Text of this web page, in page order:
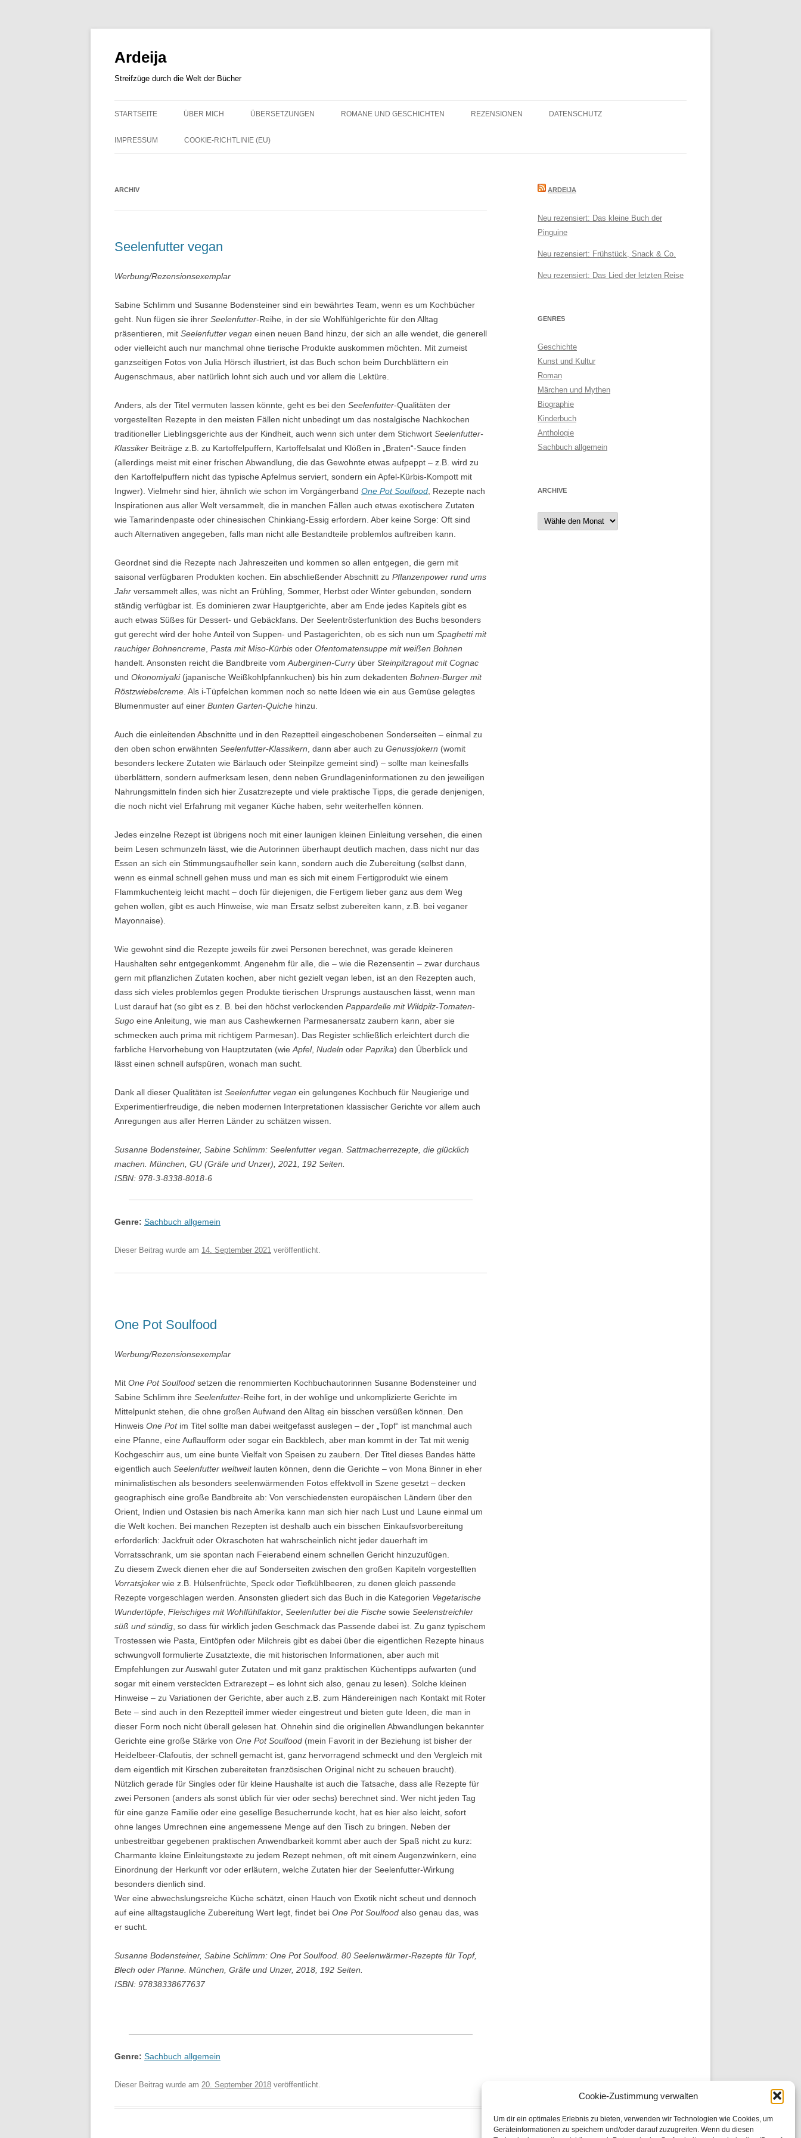
Cookie-Zustimmung verwalten
Um dir ein optimales Erlebnis zu bieten, verwenden wir Technologien wie Cookies, um
Geräteinformationen zu speichern und/oder darauf zuzugreifen. Wenn du diesen
Ardeija
Streifzüge durch die Welt der Bücher
STARTSEITE ÜBER MICH ÜBERSETZUNGEN ROMANE UND GESCHICHTEN REZENSIONEN DATENSCHUTZ
IMPRESSUM COOKIE-RICHTLINIE (EU)
ARCHIV
Seelenfutter vegan
Werbung/Rezensionsexemplar
Sabine Schlimm und Susanne Bodensteiner sind ein bewährtes Team, wenn es um Kochbücher
geht. Nun fügen sie ihrer Seelenfutter-Reihe, in der sie Wohlfühlgerichte für den Alltag
präsentieren, mit Seelenfutter vegan einen neuen Band hinzu, der sich an alle wendet, die generell
oder vielleicht auch nur manchmal ohne tierische Produkte auskommen möchten. Mit zumeist
ganzseitigen Fotos von Julia Hörsch illustriert, ist das Buch schon beim Durchblättern ein
Augenschmaus, aber natürlich lohnt sich auch und vor allem die Lektüre.
Anders, als der Titel vermuten lassen könnte, geht es bei den Seelenfutter-Qualitäten der
vorgestellten Rezepte in den meisten Fällen nicht unbedingt um das nostalgische Nachkochen
traditioneller Lieblingsgerichte aus der Kindheit, auch wenn sich unter dem Stichwort Seelenfutter-
Klassiker Beiträge z.B. zu Kartoffelpuffern, Kartoffelsalat und Klößen in „Braten“-Sauce finden
(allerdings meist mit einer frischen Abwandlung, die das Gewohnte etwas aufpeppt – z.B. wird zu
den Kartoffelpuffern nicht das typische Apfelmus serviert, sondern ein Apfel-Kürbis-Kompott mit
Ingwer). Vielmehr sind hier, ähnlich wie schon im Vorgängerband One Pot Soulfood , Rezepte nach
Inspirationen aus aller Welt versammelt, die in manchen Fällen auch etwas exotischere Zutaten
wie Tamarindenpaste oder chinesischen Chinkiang-Essig erfordern. Aber keine Sorge: Oft sind
auch Alternativen angegeben, falls man nicht alle Bestandteile problemlos auftreiben kann.
Geordnet sind die Rezepte nach Jahreszeiten und kommen so allen entgegen, die gern mit
saisonal verfügbaren Produkten kochen. Ein abschließender Abschnitt zu Pflanzenpower rund ums
Jahr versammelt alles, was nicht an Frühling, Sommer, Herbst oder Winter gebunden, sondern
ständig verfügbar ist. Es dominieren zwar Hauptgerichte, aber am Ende jedes Kapitels gibt es
auch etwas Süßes für Dessert- und Gebäckfans. Der Seelentrösterfunktion des Buchs besonders
gut gerecht wird der hohe Anteil von Suppen- und Pastagerichten, ob es sich nun um Spaghetti mit
rauchiger Bohnencreme Pasta mit Miso-Kürbis oder Ofentomatensuppe mit weißen Bohnen
handelt. Ansonsten reicht die Bandbreite vom Auberginen-Curryüber Steinpilzragout mit Cognac
und Okonomiyaki(japanische Weißkohlpfannkuchen) bis hin zum dekadenten Bohnen-Burger mit
Röstzwiebelcreme . Als i-Tüpfelchen kommen noch so nette Ideen wie ein aus Gemüse gelegtes
Blumenmuster auf einer Bunten Garten-Quiche hinzu.
Auch die einleitenden Abschnitte und in den Rezeptteil eingeschobenen Sonderseiten – einmal zu
den oben schon erwähnten Seelenfutter-Klassikern , dann aber auch zu Genussjokern (womit
besonders leckere Zutaten wie Bärlauch oder Steinpilze gemeint sind) – sollte man keinesfalls
überblättern, sondern aufmerksam lesen, denn neben Grundlageninformationen zu den jeweiligen
Nahrungsmitteln finden sich hier Zusatzrezepte und viele praktische Tipps, die gerade denjenigen,
die noch nicht viel Erfahrung mit veganer Küche haben, sehr weiterhelfen können.
Jedes einzelne Rezept ist übrigens noch mit einer launigen kleinen Einleitung versehen, die einen
beim Lesen schmunzeln lässt, wie die Autorinnen überhaupt deutlich machen, dass nicht nur das
Essen an sich ein Stimmungsaufheller sein kann, sondern auch die Zubereitung (selbst dann,
wenn es einmal schnell gehen muss und man es sich mit einem Fertigprodukt wie einem
Flammkuchenteig leicht macht – doch für diejenigen, die Fertigem lieber ganz aus dem Weg
gehen wollen, gibt es auch Hinweise, wie man Ersatz selbst zubereiten kann, z.B. bei veganer
Mayonnaise).
Wie gewohnt sind die Rezepte jeweils für zwei Personen berechnet, was gerade kleineren
Haushalten sehr entgegenkommt. Angenehm für alle, die – wie die Rezensentin – zwar durchaus
gern mit pflanzlichen Zutaten kochen, aber nicht gezielt vegan leben, ist an den Rezepten auch,
dass sich vieles problemlos gegen Produkte tierischen Ursprungs austauschen lässt, wenn man
Lust darauf hat (so gibt es z. B. bei den höchst verlockenden Pappardelle mit Wildpilz-Tomaten-
Sugo eine Anleitung, wie man aus Cashewkernen Parmesanersatz zaubern kann, aber sie
schmecken auch prima mit richtigem Parmesan). Das Register schließlich erleichtert durch die
farbliche Hervorhebung von Hauptzutaten (wie Apfel, Nudeln oder Paprika) den Überblick und
lässt einen schnell aufspüren, wonach man sucht.
Dank all dieser Qualitäten ist Seelenfutter vegan ein gelungenes Kochbuch für Neugierige und
Experimentierfreudige, die neben modernen Interpretationen klassischer Gerichte vor allem auch
Anregungen aus aller Herren Länder zu schätzen wissen.
Susanne Bodensteiner, Sabine Schlimm: Seelenfutter vegan. Sattmacherrezepte, die glücklich
machen. München, GU (Gräfe und Unzer), 2021, 192 Seiten.
ISBN: 978-3-8338-8018-6
Genre: Sachbuch allgemein
Dieser Beitrag wurde am 14. September 2021 veröffentlicht.
One Pot Soulfood
Werbung/Rezensionsexemplar
Mit One Pot Soulfood setzen die renommierten Kochbuchautorinnen Susanne Bodensteiner und
Sabine Schlimm ihre Seelenfutter-Reihe fort, in der wohlige und unkomplizierte Gerichte im
Mittelpunkt stehen, die ohne großen Aufwand den Alltag ein bisschen versüßen können. Den
Hinweis One Potim Titel sollte man dabei weitgefasst auslegen – der „Topf“ ist manchmal auch
eine Pfanne, eine Auflaufform oder sogar ein Backblech, aber man kommt in der Tat mit wenig
Kochgeschirr aus, um eine bunte Vielfalt von Speisen zu zaubern. Der Titel dieses Bandes hätte
eigentlich auch Seelenfutter weltweitlauten können, denn die Gerichte – von Mona Binner in eher
minimalistischen als besonders seelenwärmenden Fotos effektvoll in Szene gesetzt – decken
geographisch eine große Bandbreite ab: Von verschiedensten europäischen Ländern über den
Orient, Indien und Ostasien bis nach Amerika kann man sich hier nach Lust und Laune einmal um
die Welt kochen. Bei manchen Rezepten ist deshalb auch ein bisschen Einkaufsvorbereitung
erforderlich: Jackfruit oder Okraschoten hat wahrscheinlich nicht jeder dauerhaft im
Vorratsschrank, um sie spontan nach Feierabend einem schnellen Gericht hinzuzufügen.
Zu diesem Zweck dienen eher die auf Sonderseiten zwischen den großen Kapiteln vorgestellten
Vorratsjoker wie z.B. Hülsenfrüchte, Speck oder Tiefkühlbeeren, zu denen gleich passende
Rezepte vorgeschlagen werden. Ansonsten gliedert sich das Buch in die Kategorien Vegetarische
Wundertöpfe Fleischiges mit Wohlfühlfaktor Seelenfutter bei die Fische sowie Seelenstreichler
süß und sündig , so dass für wirklich jeden Geschmack das Passende dabei ist. Zu ganz typischem
Trostessen wie Pasta, Eintöpfen oder Milchreis gibt es dabei über die eigentlichen Rezepte hinaus
schwungvoll formulierte Zusatztexte, die mit historischen Informationen, aber auch mit
Empfehlungen zur Auswahl guter Zutaten und mit ganz praktischen Küchentipps aufwarten (und
sogar mit einem versteckten Extrarezept – es lohnt sich also, genau zu lesen). Solche kleinen
Hinweise – zu Variationen der Gerichte, aber auch z.B. zum Händereinigen nach Kontakt mit Roter
Bete – sind auch in den Rezeptteil immer wieder eingestreut und bieten gute Ideen, die man in
dieser Form noch nicht überall gelesen hat. Ohnehin sind die originellen Abwandlungen bekannter
Gerichte eine große Stärke von One Pot Soulfood (mein Favorit in der Beziehung ist bisher der
Heidelbeer-Clafoutis, der schnell gemacht ist, ganz hervorragend schmeckt und den Vergleich mit
dem eigentlich mit Kirschen zubereiteten französischen Original nicht zu scheuen braucht).
Nützlich gerade für Singles oder für kleine Haushalte ist auch die Tatsache, dass alle Rezepte für
zwei Personen (anders als sonst üblich für vier oder sechs) berechnet sind. Wer nicht jeden Tag
für eine ganze Familie oder eine gesellige Besucherrunde kocht, hat es hier also leicht, sofort
ohne langes Umrechnen eine angemessene Menge auf den Tisch zu bringen. Neben der
unbestreitbar gegebenen praktischen Anwendbarkeit kommt aber auch der Spaß nicht zu kurz:
Charmante kleine Einleitungstexte zu jedem Rezept nehmen, oft mit einem Augenzwinkern, eine
Einordnung der Herkunft vor oder erläutern, welche Zutaten hier der Seelenfutter-Wirkung
besonders dienlich sind.
Wer eine abwechslungsreiche Küche schätzt, einen Hauch von Exotik nicht scheut und dennoch
auf eine alltagstaugliche Zubereitung Wert legt, findet bei One Pot Soulfood also genau das, was
er sucht.
Susanne Bodensteiner, Sabine Schlimm: One Pot Soulfood. 80 Seelenwärmer-Rezepte für Topf,
Blech oder Pfanne. München, Gräfe und Unzer, 2018, 192 Seiten.
ISBN: 97838338677637
Genre: Sachbuch allgemein
Dieser Beitrag wurde am 20. September 2018 veröffentlicht.
ARDEIJA
Neu rezensiert: Das kleine Buch der
Pinguine
Neu rezensiert: Frühstück, Snack & Co.
Neu rezensiert: Das Lied der letzten Reise
GENRES
Geschichte
Kunst und Kultur
Roman
Märchen und Mythen
Biographie
Kinderbuch
Anthologie
Sachbuch allgemein
ARCHIVE
Archive